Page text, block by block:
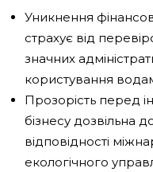
Уникнення
страхує від
значних
користування
Прозорість перед
бізнесу дозвільна
відповідності
екологічного